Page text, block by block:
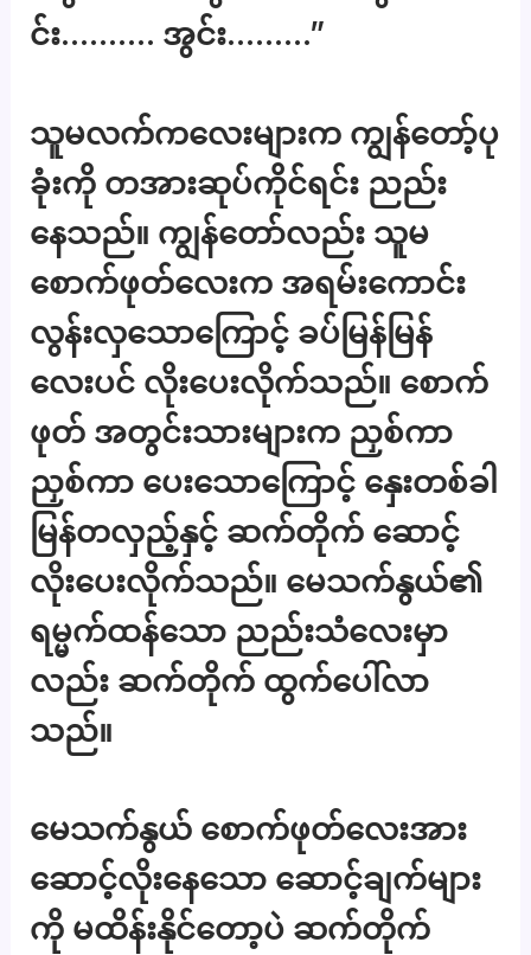
င်း………. အွင်း………”
သူမလက်ကလေးများက ကျွန်တော့်ပု
ခုံးကို တအားဆုပ်ကိုင်ရင်း ညည်း
နေသည်။ ကျွန်တော်လည်း သူမ
စောက်ဖုတ်လေးက အရမ်းကောင်း
လွန်းလှသောကြောင့် ခပ်မြန်မြန်
လေးပင် လိုးပေးလိုက်သည်။ စောက်
ဖုတ် အတွင်းသားများက ညှစ်ကာ
ညှစ်ကာ ပေးသောကြောင့် နှေးတစ်ခါ
မြန်တလှည့်နှင့် ဆက်တိုက် ဆောင့်
လိုးပေးလိုက်သည်။ မေသက်နွယ်၏
ရမ္မက်ထန်သော ညည်းသံလေးမှာ
လည်း ဆက်တိုက် ထွက်ပေါ်လာ
သည်။
မေသက်နွယ် စောက်ဖုတ်လေးအား
ဆောင့်လိုးနေသော ဆောင့်ချက်များ
ကို မထိန်းနိုင်တော့ပဲ ဆက်တိုက်